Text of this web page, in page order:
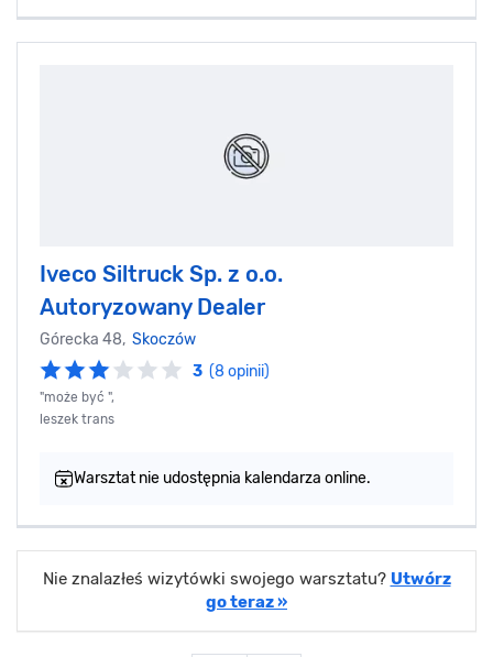
Iveco Siltruck Sp. z o.o.
Autoryzowany Dealer
Górecka 48, Skoczów
3 (8 opinii)
"może być ",
leszek trans
Warsztat nie udostępnia kalendarza online.
Nie znalazłeś wizytówki swojego warsztatu? Utwórz
go teraz »